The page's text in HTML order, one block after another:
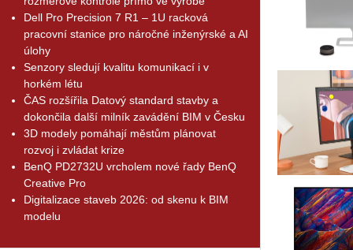
Dell Pro Precision 7 R1 – 1U racková
pracovní stanice pro náročné inženýrské a AI
úlohy
Senzory sledují kvalitu komunikací i v
horkém létu
ČAS rozšířila Datový standard stavby a
dokončila další milník zavádění BIM v Česku
3D modely pomáhají městům plánovat
rozvoj i zvládat krize
BenQ PD2732U vrcholem nové řady BenQ
Creative Pro
Digitalizace staveb 2026: od skenu k BIM
modelu